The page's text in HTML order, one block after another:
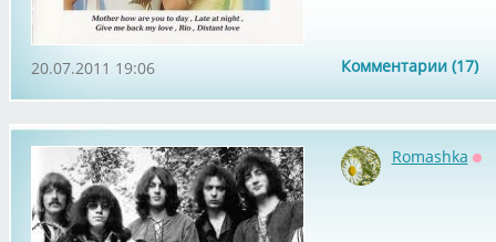
Комментарии (17)
20.07.2011 19:06
Romashka